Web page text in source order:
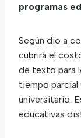
programas
Según dio a
cubrirá el
de texto para
tiempo
universitario.
educativas